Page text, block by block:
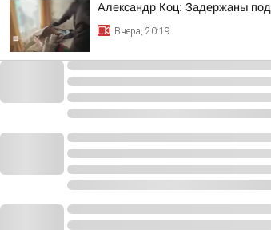
Александр Коц: Задержаны
Вчера, 20:19